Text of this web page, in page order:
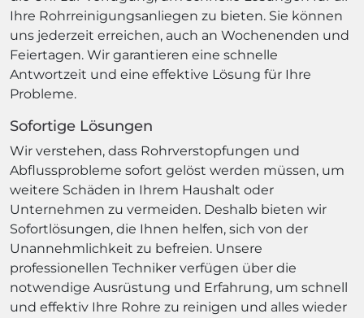
Ihre Rohrreinigungsanliegen zu bieten. Sie können
uns jederzeit erreichen, auch an Wochenenden und
Feiertagen. Wir garantieren eine schnelle
Antwortzeit und eine effektive Lösung für Ihre
Probleme.
Sofortige Lösungen
Wir verstehen, dass Rohrverstopfungen und
Abflussprobleme sofort gelöst werden müssen, um
weitere Schäden in Ihrem Haushalt oder
Unternehmen zu vermeiden. Deshalb bieten wir
Sofortlösungen, die Ihnen helfen, sich von der
Unannehmlichkeit zu befreien. Unsere
professionellen Techniker verfügen über die
notwendige Ausrüstung und Erfahrung, um schnell
und effektiv Ihre Rohre zu reinigen und alles wieder